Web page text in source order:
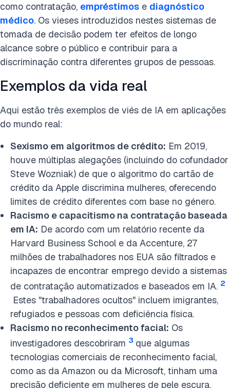
como contratação, empréstimos e diagnóstico
médico. Os vieses introduzidos nestes sistemas de
tomada de decisão podem ter efeitos de longo
alcance sobre o público e contribuir para a
discriminação contra diferentes grupos de pessoas.
Exemplos da vida real
Aqui estão três exemplos de viés de IA em aplicações
do mundo real:
Sexismo em algoritmos de crédito: Em 2019,
houve múltiplas alegações (incluindo do cofundador
Steve Wozniak) de que o algoritmo do cartão de
crédito da Apple discrimina mulheres, oferecendo
limites de crédito diferentes com base no género.
Racismo e capacitismo na contratação baseada
em IA: De acordo com um relatório recente da
Harvard Business School e da Accenture, 27
milhões de trabalhadores nos EUA são filtrados e
incapazes de encontrar emprego devido a sistemas
de contratação automatizados e baseados em IA. 2
Estes "trabalhadores ocultos" incluem imigrantes,
refugiados e pessoas com deficiência física.
Racismo no reconhecimento facial: Os
investigadores descobriram 3 que algumas
tecnologias comerciais de reconhecimento facial,
como as da Amazon ou da Microsoft, tinham uma
precisão deficiente em mulheres de pele escura,